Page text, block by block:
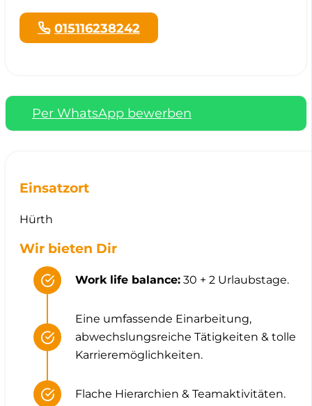
015116238242
Per WhatsApp bewerben
Einsatzort
Hürth
Wir bieten Dir
Work life balance: 30 + 2 Urlaubstage.
Eine umfassende Einarbeitung,
abwechslungsreiche Tätigkeiten & tolle
Karrieremöglichkeiten.
Flache Hierarchien & Teamaktivitäten.